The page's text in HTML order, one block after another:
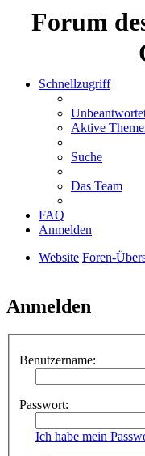
Forum
Schnellzugriff
Aktive
Suche
Das Team
FAQ
Anmelden
Website Foren-
Anmelden
Benutzername:
Passwort:
Ich habe mein